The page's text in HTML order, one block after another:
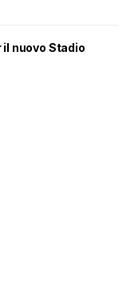
il nuovo Stadio